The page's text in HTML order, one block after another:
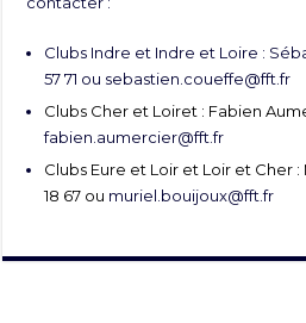
Clubs Indre et Indre et Loire :
57 71 ou sebastien.coueffe@fft.fr
Clubs Cher et Loiret : Fabien
fabien.aumercier@fft.fr
Clubs Eure et Loir et Loir et Cher
18 67 ou muriel.bouijoux@fft.fr